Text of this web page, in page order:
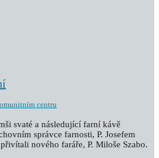
centru
svaté a následující farní kávě
správce farnosti, P. Josefem
nového faráře, P. Miloše Szabo.